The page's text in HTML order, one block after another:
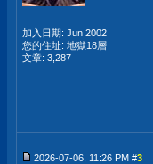
加入日期: Jun 2002
您的住址: 地獄18層
文章: 3,287
2026-07-06, 11:26 PM #3